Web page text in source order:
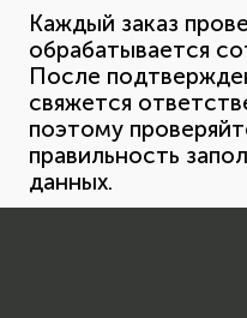
Каждый заказ
обрабатывается
После
свяжется
поэтому
правильность
данных.